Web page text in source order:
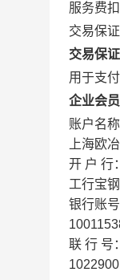
服务费
交易保
交易保
用于支
企业会员
账户名称
上海欧
开 户 行：
工行宝
银行账号
联 行 号：